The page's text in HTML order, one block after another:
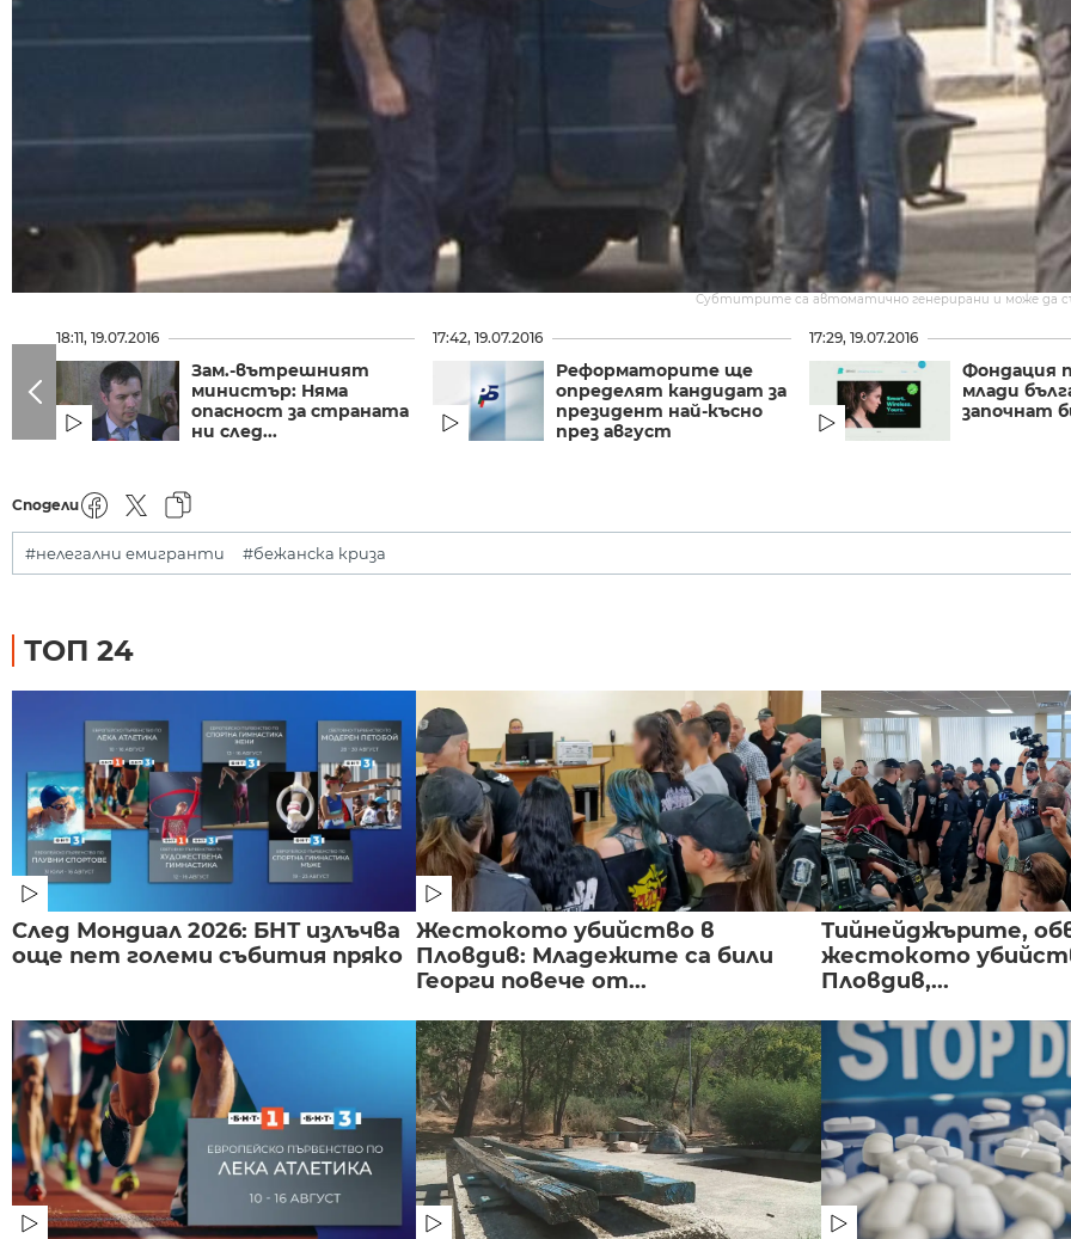
Субтитрите са автоматично генерирани и може да
18:11, 19.07.2016
Зам.-вътрешният
министър: Няма
опасност за страната
ни след...
17:42, 19.07.2016
Реформаторите ще
определят кандидат за
президент най-късно
през август
17:29, 19.07.2016
Фондация
млади
започнат
Сподели
#нелегални емигранти #бежанска криза
ТОП 24
След Мондиал 2026: БНТ излъчва
още пет големи събития пряко
Жестокото убийство в
Пловдив: Младежите са били
Георги повече от...
Тийнейджърите,
жестокото
Пловдив,...